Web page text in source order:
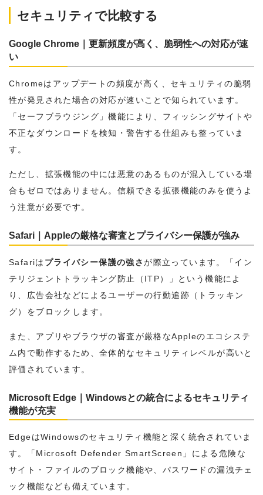
セキュリティで比較する
Google Chrome｜更新頻度が高く、脆弱性への対応が速
い
Chromeはアップデートの頻度が高く、セキュリティの脆弱
性が発見された場合の対応が速いことで知られています。
「セーフブラウジング」機能により、フィッシングサイトや
不正なダウンロードを検知・警告する仕組みも整っていま
す。
ただし、拡張機能の中には悪意のあるものが混入している場
合もゼロではありません。信頼できる拡張機能のみを使うよ
う注意が必要です。
Safari｜Appleの厳格な審査とプライバシー保護が強み
Safariは プライバシー保護の強さが際立っています。「イン
テリジェントトラッキング防止（ITP）」という機能によ
り、広告会社などによるユーザーの行動追跡（トラッキン
グ）をブロックします。
また、アプリやブラウザの審査が厳格なAppleのエコシステ
ム内で動作するため、全体的なセキュリティレベルが高いと
評価されています。
Microsoft Edge｜Windowsとの統合によるセキュリティ
機能が充実
EdgeはWindowsのセキュリティ機能と深く統合されていま
す。「Microsoft Defender SmartScreen」による危険な
サイト・ファイルのブロック機能や、パスワードの漏洩チェ
ック機能なども備えています。